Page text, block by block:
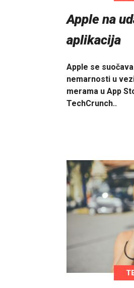
Apple na
aplikacija
Apple se
nemarnosti u
merama u App
TechCrunch..